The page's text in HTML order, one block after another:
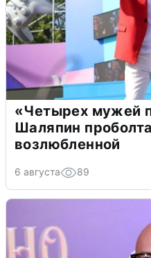
«Четырех мужей
Шаляпин
возлюбленной
6 августа 89